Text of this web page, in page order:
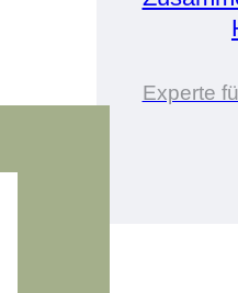
Experte